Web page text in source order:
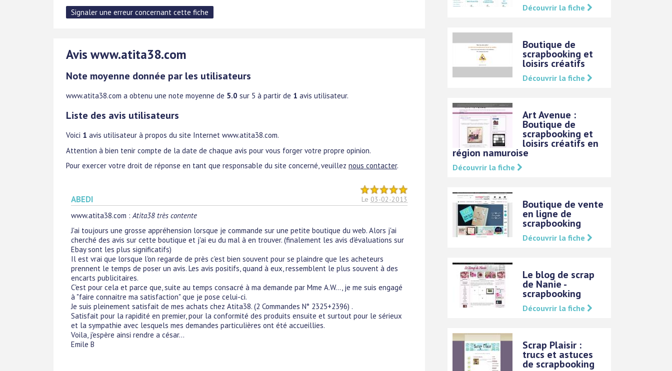
Avis www.atita38.com
Note moyenne donnée par les utilisateurs
www.atita38.com a obtenu une note moyenne de 5.0 sur 5 à partir de 1 avis utilisateur.
Liste des avis utilisateurs
Voici 1 avis utilisateur à propos du site Internet www.atita38.com.
Attention à bien tenir compte de la date de chaque avis pour vous forger votre propre opinion.
Pour exercer votre droit de réponse en tant que responsable du site concerné, veuillez nous contacter.
ABEDI Le 03-02-2013
www.atita38.com : Atita38 très contente
J'ai toujours une grosse appréhension lorsque je commande sur une petite boutique du web. Alors j'ai
cherché des avis sur cette boutique et j'ai eu du mal à en trouver. (finalement les avis d'évaluations sur
Ebay sont les plus significatifs)
Il est vrai que lorsque l'on regarde de près c'est bien souvent pour se plaindre que les acheteurs
prennent le temps de poser un avis. Les avis positifs, quand à eux, ressemblent le plus souvent à des
encarts publicitaires.
C'est pour cela et parce que, suite au temps consacré à ma demande par Mme A.W..., je me suis engagé
à "faire connaitre ma satisfaction" que je pose celui-ci.
Je suis pleinement satisfait de mes achats chez Atita38. (2 Commandes N° 2325+2396) .
Satisfait pour la rapidité en premier, pour la conformité des produits ensuite et surtout pour le sérieux
et la sympathie avec lesquels mes demandes particulières ont été accueillies.
Voila, j'espère ainsi rendre a césar...
Emile B
Découvrir la fiche
Boutique de
scrapbooking et
loisirs créatifs
Découvrir la fiche
Art Avenue :
Boutique de
scrapbooking et
loisirs créatifs en
région namuroise
Découvrir la fiche
Boutique de vente
en ligne de
scrapbooking
Découvrir la fiche
Le blog de scrap
de Nanie -
scrapbooking
Découvrir la fiche
Scrap Plaisir :
trucs et astuces
de scrapbooking